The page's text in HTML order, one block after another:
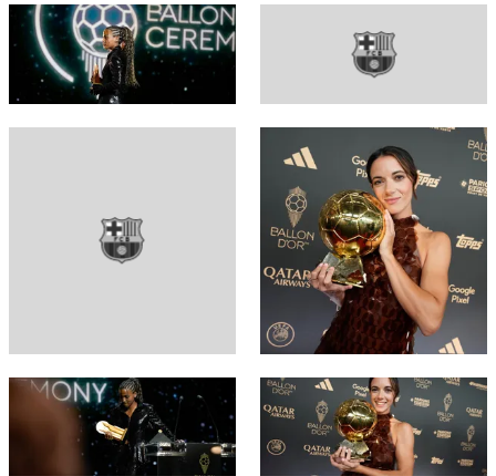
FC Barcelona club badge
FC Barcelona club badge FC Barcelona club badge